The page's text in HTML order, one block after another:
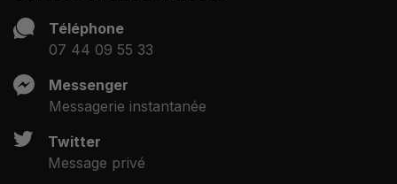
Téléphone
07 44 09 55 33
Messenger
Messagerie instantanée
Twitter
Message privé